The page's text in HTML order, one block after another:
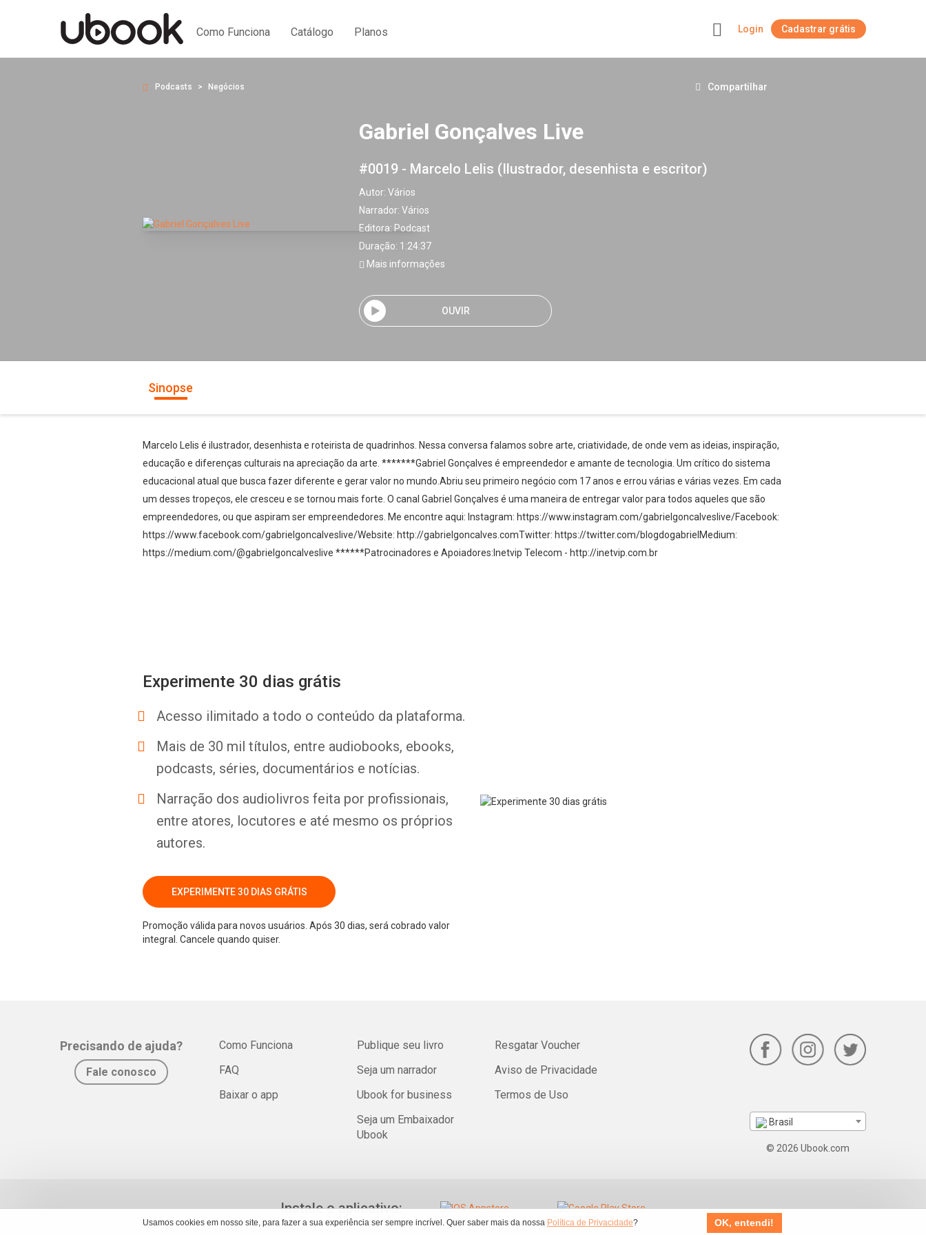
Usamos cookies em nosso site, para fazer a sua experiência ser sempre incrível. Quer saber mais da nossa Política de Privacidade? OK, entendi!
Como Funciona Catálogo Planos Login Cadastrar grátis
Podcasts Negócios Compartilhar
Gabriel Gonçalves Live
#0019 - Marcelo Lelis (Ilustrador, desenhista e escritor)
Autor: Vários
Narrador: Vários
Editora: Podcast
Duração: 1:24:37
Mais informações
OUVIR
Sinopse
Marcelo Lelis é ilustrador, desenhista e roteirista de quadrinhos. Nessa conversa falamos sobre arte, criatividade, de onde vem as ideias, inspiração,
educação e diferenças culturais na apreciação da arte. *******Gabriel Gonçalves é empreendedor e amante de tecnologia. Um crítico do sistema
educacional atual que busca fazer diferente e gerar valor no mundo.Abriu seu primeiro negócio com 17 anos e errou várias e várias vezes. Em cada
um desses tropeços, ele cresceu e se tornou mais forte. O canal Gabriel Gonçalves é uma maneira de entregar valor para todos aqueles que são
empreendedores, ou que aspiram ser empreendedores. Me encontre aqui: Instagram: https://www.instagram.com/gabrielgoncalveslive/Facebook:
https://www.facebook.com/gabrielgoncalveslive/Website: http://gabrielgoncalves.comTwitter: https://twitter.com/blogdogabrielMedium:
https://medium.com/@gabrielgoncalveslive ******Patrocinadores e Apoiadores:Inetvip Telecom - http://inetvip.com.br
Experimente 30 dias grátis
Acesso ilimitado a todo o conteúdo da plataforma.
Mais de 30 mil títulos, entre audiobooks, ebooks,
podcasts, séries, documentários e notícias.
Narração dos audiolivros feita por profissionais,
entre atores, locutores e até mesmo os próprios
autores.
EXPERIMENTE 30 DIAS GRÁTIS
Promoção válida para novos usuários. Após 30 dias, será cobrado valor
integral. Cancele quando quiser.
Precisando de ajuda?
Fale conosco
Como Funciona
FAQ
Baixar o app
Publique seu livro
Seja um narrador
Ubook for business
Seja um Embaixador
Ubook
Resgatar Voucher
Aviso de Privacidade
Termos de Uso
Brasil
© 2026 Ubook.com
Instale o aplicativo: